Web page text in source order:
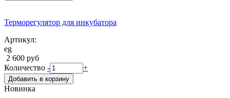
Терморегулятор для инкубатора
Артикул:
eg
2 600 руб
Количество - +
Добавить в корзину
Новинка